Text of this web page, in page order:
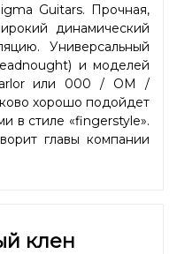
Guitars. Прочная,
динамический
Универсальный
и моделей
или 000 / OM /
хорошо подойдет
в стиле «fingerstyle».
главы компании
клен